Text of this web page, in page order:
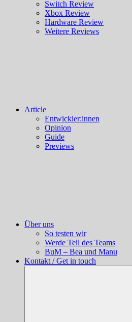
Switch Review
Xbox Review
Hardware Review
Weitere Reviews
Article
Entwickler:innen
Opinion
Guide
Previews
Über uns
So testen wir
Werde Teil des Teams
BuM – Bea und Manu
Kontakt / Get in touch